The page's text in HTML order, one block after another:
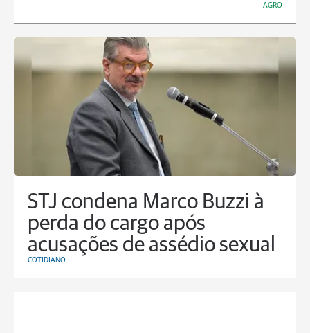
AGRO
STJ condena Marco Buzzi à
perda do cargo após
acusações de assédio sexual
COTIDIANO